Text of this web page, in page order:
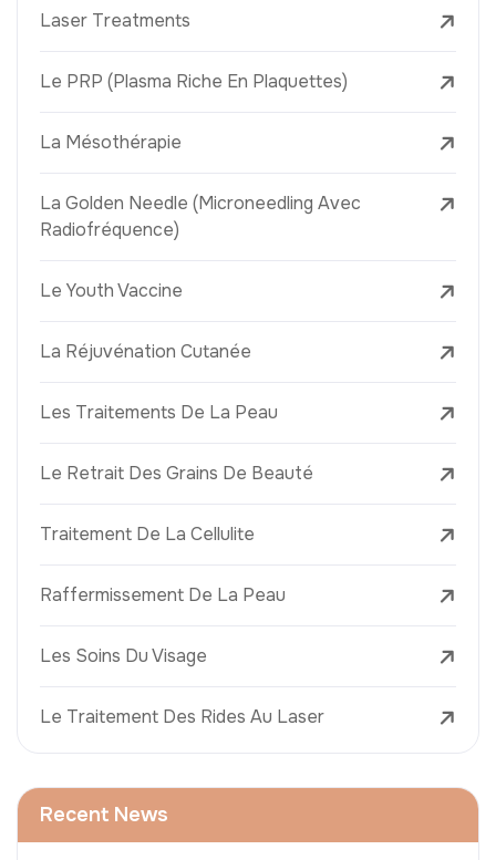
Laser Treatments
Le PRP (Plasma Riche En Plaquettes)
La Mésothérapie
La Golden Needle (Microneedling Avec
Radiofréquence)
Le Youth Vaccine
La Réjuvénation Cutanée
Les Traitements De La Peau
Le Retrait Des Grains De Beauté
Traitement De La Cellulite
Raffermissement De La Peau
Les Soins Du Visage
Le Traitement Des Rides Au Laser
Recent News